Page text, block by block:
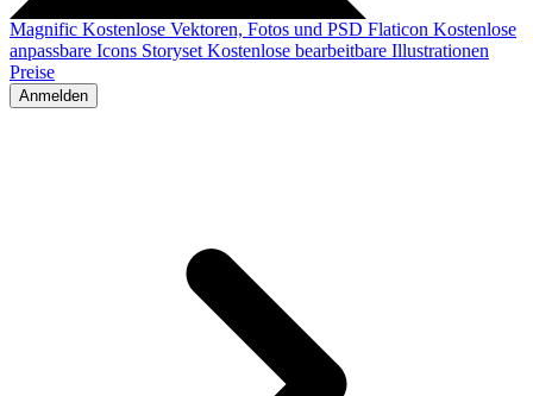
Magnific Kostenlose Vektoren, Fotos und PSD Flaticon Kostenlose
anpassbare Icons Storyset Kostenlose bearbeitbare Illustrationen
Preise
Anmelden